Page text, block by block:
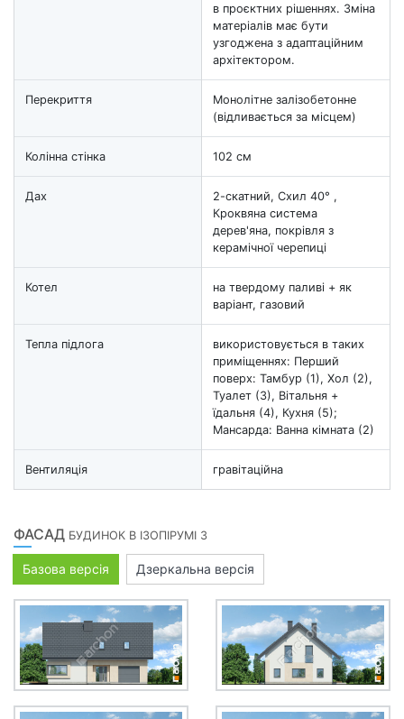
в проєктних рішеннях. Зміна
матеріалів має бути
узгоджена з адаптаційним
архітектором.
Перекриття
Монолітне залізобетонне
(відливається за місцем)
Колінна стінка 102 см
Дах
2-скатний, Схил 40° ,
Кроквяна система
дерев'яна, покрівля з
керамічної черепиці
Котел
на твердому паливі + як
варіант, газовий
Тепла підлога
використовується в таких
приміщеннях: Перший
поверх: Тамбур (1), Хол (2),
Туалет (3), Вітальня +
їдальня (4), Кухня (5);
Мансарда: Ванна кімната (2)
Вентиляція гравітаційна
ФАСАД БУДИНОК В ІЗОПІРУМІ 3
Базова версія Дзеркальна версія